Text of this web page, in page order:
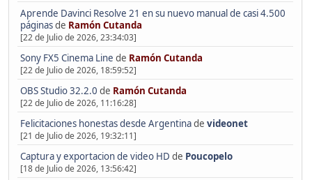
Aprende Davinci Resolve 21 en su nuevo manual de casi 4.500
páginasde Ramón Cutanda
[22 de Julio de 2026, 23:34:03]
Sony FX5 Cinema Line de Ramón Cutanda
[22 de Julio de 2026, 18:59:52]
OBS Studio 32.2.0 de Ramón Cutanda
[22 de Julio de 2026, 11:16:28]
Felicitaciones honestas desde Argentinade videonet
[21 de Julio de 2026, 19:32:11]
Captura y exportacion de video HD de Poucopelo
[18 de Julio de 2026, 13:56:42]